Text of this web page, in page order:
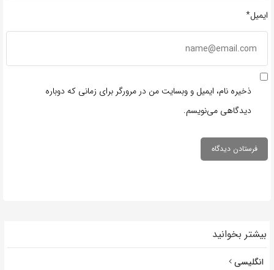
ایمیل*
ذخیره نام، ایمیل و وبسایت من در مرورگر برای زمانی که دوباره
دیدگاهی می‌نویسم.
بیشتر بخوانید
انگلیسی